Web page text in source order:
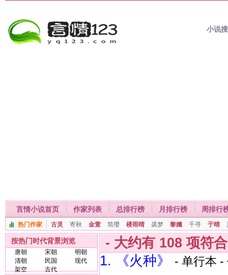
小说
言情小说首页 作家列表 总排行榜 月排行榜 周排行
热门作家 古灵 寄秋 金萱 简璎 楼雨晴 裘梦 黎孅 千寻 于晴
按热门时代背景浏览
唐朝 宋朝
明朝
清朝
民国
现代
架空
古代
- 大约有 108 项符
1. 《火种》
- 单行本